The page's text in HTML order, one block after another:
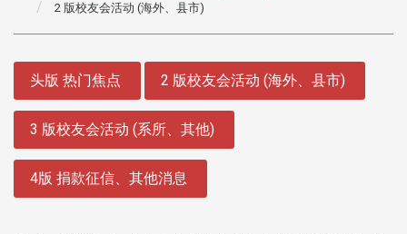
2 版校友会活动 (海外、县市)
头版 热门焦点 2 版校友会活动 (海外、县市)
3 版校友会活动 (系所、其他)
4版 捐款征信、其他消息